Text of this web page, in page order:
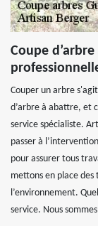
Coupe
Couper un arbre
d’arbre à abattre, et
service spécialiste.
passer à
pour assurer tous
mettons en place
l’environnement.
service. Nous